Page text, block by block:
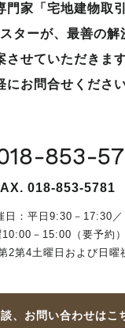
門家「宅地建物取引
ターが、 最善の解
させていただきます
にお問合せください
853-
018-853-5781
日：平日9:30－17:30／
10:00－15:00（要予約）
2第4土曜日および日曜
、お問い合わせはこ